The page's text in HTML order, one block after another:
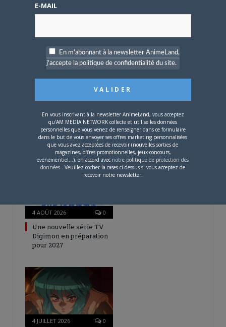
partir tranquille.
ARTICLES LIÉS
L’AnimeLand Hors-Série
– Spécial Posters est
disponible !
4 AOÛT 2026 0
Une nouvelle série TV
Digimon en préparation
pour 2027
4 JUILLET 2026 0
E-MAIL
En m'abonnant à la newsletter AnimeLand,
j'accepte la politique de confidentialité du site.
En vous inscrivant à la newsletter AnimeLand, vous acceptez
qu'AM MEDIA NETWORK collecte et utilise les données
personnelles que vous venez de renseigner dans ce formulaire
dans le but de vous envoyer ses offres marketing personnalisées
que vous avez acceptées de recevoir (nouvelles sorties de
magazines, offres promotionnelles, jeux-concours,
événementiel...), en accord avec notre politique de protection des
données . Veuillez cocher la cases ci-dessus si vous acceptez de
recevoir notre newsletter.